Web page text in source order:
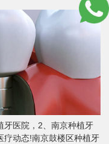
牙医院，2、南京种植牙
疗动态!南京鼓楼区种植牙